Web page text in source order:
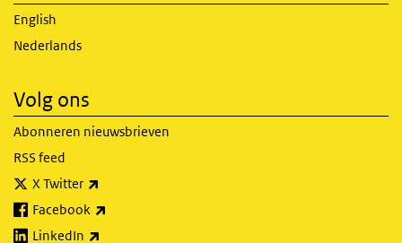
English
Nederlands
Volg ons
Abonneren nieuwsbrieven
RSS feed
X Twitter
Facebook
LinkedIn